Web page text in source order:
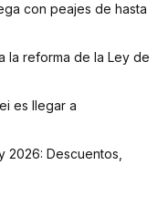
con peajes de hasta
la reforma de la Ley de
es llegar a
2026: Descuentos,